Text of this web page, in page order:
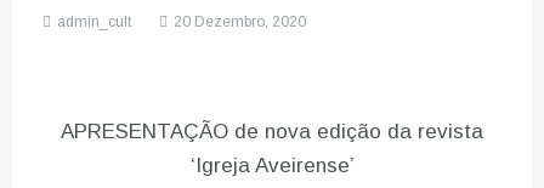
admin_cult 20 Dezembro, 2020
APRESENTAÇÃO de nova edição da revista
‘Igreja Aveirense’